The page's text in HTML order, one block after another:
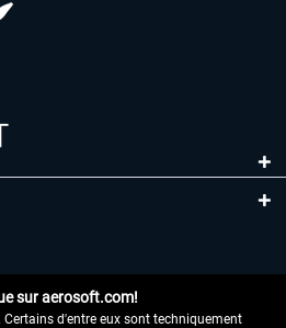
sur aerosoft.com!
d'entre eux sont techniquement